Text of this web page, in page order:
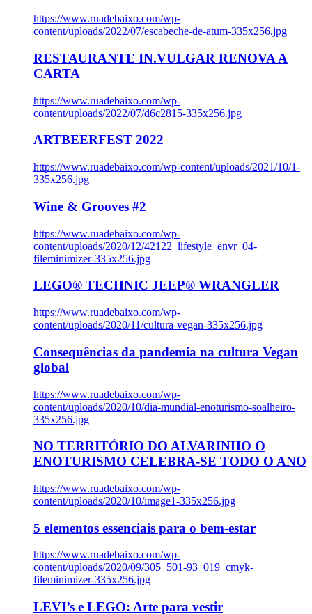
https://www.ruadebaixo.com/wp-
content/uploads/2022/07/escabeche-de-atum-335x256.jpg
RESTAURANTE IN.VULGAR RENOVA A
CARTA
https://www.ruadebaixo.com/wp-
content/uploads/2022/07/d6c2815-335x256.jpg
ARTBEERFEST 2022
https://www.ruadebaixo.com/wp-content/uploads/2021/10/1-
335x256.jpg
Wine & Grooves #2
https://www.ruadebaixo.com/wp-
content/uploads/2020/12/42122_lifestyle_envr_04-
fileminimizer-335x256.jpg
LEGO® TECHNIC JEEP® WRANGLER
https://www.ruadebaixo.com/wp-
content/uploads/2020/11/cultura-vegan-335x256.jpg
Consequências da pandemia na cultura Vegan
global
https://www.ruadebaixo.com/wp-
content/uploads/2020/10/dia-mundial-enoturismo-soalheiro-
335x256.jpg
NO TERRITÓRIO DO ALVARINHO O
ENOTURISMO CELEBRA-SE TODO O ANO
https://www.ruadebaixo.com/wp-
content/uploads/2020/10/image1-335x256.jpg
5 elementos essenciais para o bem-estar
https://www.ruadebaixo.com/wp-
content/uploads/2020/09/305_501-93_019_cmyk-
fileminimizer-335x256.jpg
LEVI’s e LEGO: Arte para vestir